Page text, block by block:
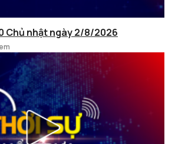
Chủ nhật ngày 2/8/2026